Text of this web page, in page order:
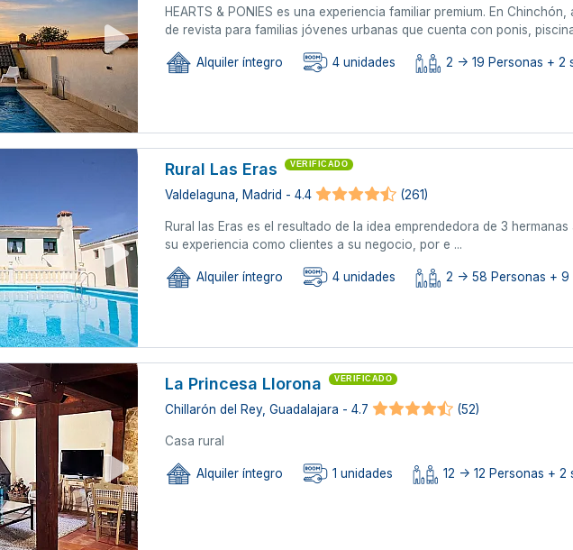
HEARTS & PONIES es una experiencia familiar premium. En
de revista para familias jóvenes urbanas que cuenta con ponis,
Alquiler íntegro 4 unidades 2 -> 19 Personas + 2
Rural Las Eras VERIFICADO
Valdelaguna, Madrid - 4.4 (261)
Rural las Eras es el resultado de la idea emprendedora de 3
su experiencia como clientes a su negocio, por e ...
Alquiler íntegro 4 unidades 2 -> 58 Personas + 9
La Princesa Llorona VERIFICADO
Chillarón del Rey, Guadalajara - 4.7 (52)
Casa rural
Alquiler íntegro 1 unidades 12 -> 12 Personas + 2